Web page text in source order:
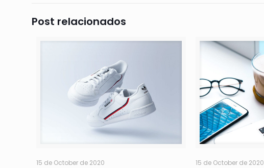
Post relacionados
15 de October de 2020 15 de October de 2020